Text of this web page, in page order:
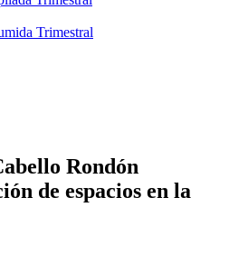
Trimestral
Rondón
de espacios en la